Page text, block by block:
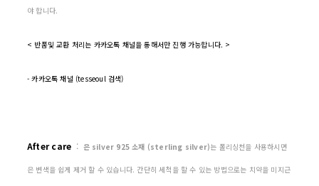
야 합니다.
< 반품및 교환 처리는 카카오톡 채널을 통해서만 진행 가능합니다. >
- 카카오톡 채널 (tesseoul 검색)
After care : 은 silver 925 소재 (sterling silver)는 폴리싱천을 사용하시면
은 변색을 쉽게 제거 할 수 있습니다. 간단히 세척을 할 수 있는 방법으로는 치약을 미지근